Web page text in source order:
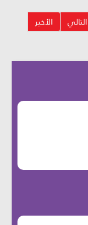
التالي الأخير